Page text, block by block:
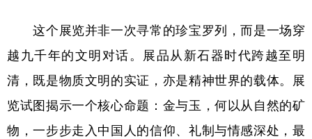
这个展览并非一次寻常的珍宝罗列，而是一场穿
越九千年的文明对话。展品从新石器时代跨越至明
清，既是物质文明的实证，亦是精神世界的载体。展
览试图揭示一个核心命题：金与玉，何以从自然的矿
物，一步步走入中国人的信仰、礼制与情感深处，最